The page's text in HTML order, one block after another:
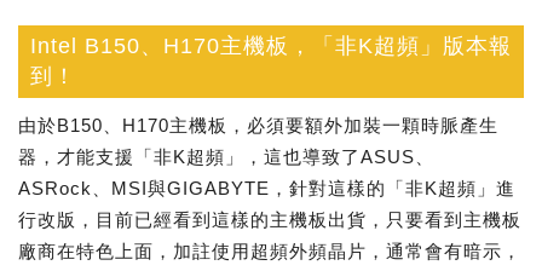
Intel B150、H170主機板，「非K超頻」版本報
到！
由於B150、H170主機板，必須要額外加裝一顆時脈產生
器，才能支援「非K超頻」，這也導致了ASUS、
ASRock、MSI與GIGABYTE，針對這樣的「非K超頻」進
行改版，目前已經看到這樣的主機板出貨，只要看到主機板
廠商在特色上面，加註使用超頻外頻晶片，通常會有暗示，